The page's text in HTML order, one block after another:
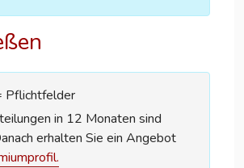
Pflichtfelder
in 12 Monaten sind
erhalten Sie ein Angebot